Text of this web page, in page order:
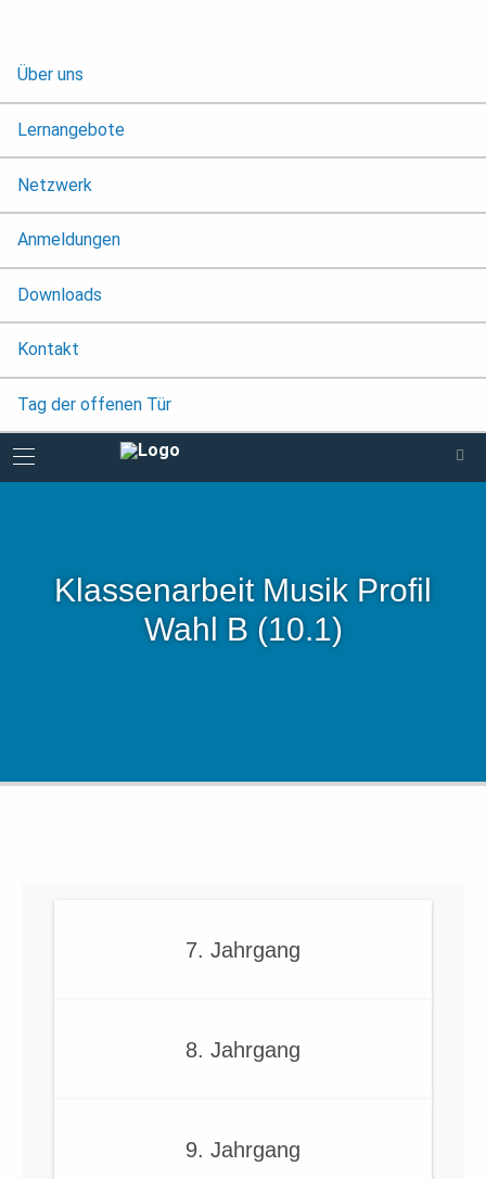
Über uns
Lernangebote
Netzwerk
Anmeldungen
Downloads
Kontakt
Tag der offenen Tür
Klassenarbeit Musik Profil
Wahl B (10.1)
7. Jahrgang
8. Jahrgang
9. Jahrgang